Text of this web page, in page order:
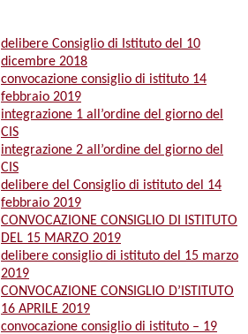
delibere Consiglio di Istituto del 10
dicembre 2018
convocazione consiglio di istituto 14
febbraio 2019
integrazione 1 all’ordine del giorno del
CIS
integrazione 2 all’ordine del giorno del
CIS
delibere del Consiglio di istituto del 14
febbraio 2019
CONVOCAZIONE CONSIGLIO DI ISTITUTO
DEL 15 MARZO 2019
delibere consiglio di istituto del 15 marzo
2019
CONVOCAZIONE CONSIGLIO D’ISTITUTO
16 APRILE 2019
convocazione consiglio di istituto – 19